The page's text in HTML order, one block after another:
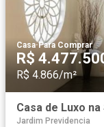
Casa·Para Comprar
R$
R$ 4.866/m²
Jardim Previdencia